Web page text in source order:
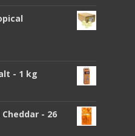
- 1 kg
- 26